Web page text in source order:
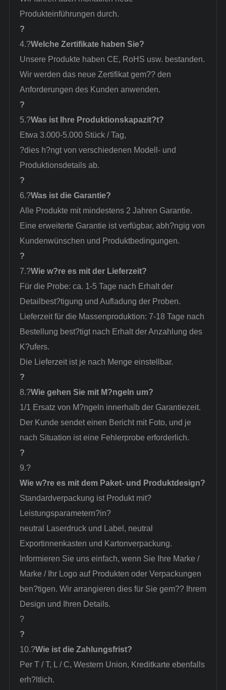
Produkteinführungen durch.
?
4.?Welche Zertifikate haben Sie?
Unsere Produkte haben CE, RoHS usw. bestanden.
Wir werden das neue Zertifikat gem?? den
Anforderungen des Kunden anwenden.
?
5.?Was ist Ihre Produktionskapazit?t?
Etwa 3.000-5.000 Stück / Tag,
?dies h?ngt von verschiedenen Modell- und
Produktionsdetails ab.
?
6.?Was ist die Garantie?
Alle Produkte mit mindestens 2 Jahren Garantie.
Eine erweiterte Garantie ist verfügbar, abh?ngig von
Kundenwünschen und Produktbedingungen.
?
7.?Wie w?re es mit der Lieferzeit?
Für die Probe: ca. 1-5 Tage nach Erhalt der
Detailbest?tigung und Aufladung der Proben.
Lieferzeit für die Massenproduktion: 7-18 Tage nach
Bestellung best?tigt nach Erhalt der Anzahlung des
K?ufers.
Die Lieferzeit ist je nach Menge einstellbar.
?
8.?Wie gehen Sie mit M?ngeln um?
1/1 Ersatz von M?ngeln innerhalb der Garantiezeit.
Der Kunde sendet einen Bericht mit Foto, und je
nach Situation ist eine Fehlerprobe erforderlich.
?
9.?
Wie w?re es mit dem Paket- und Produktdesign?
Standardverpackung ist Produkt mit?
Leistungsparametern?in?
neutral Laserdruck und Label, neutral
Exportinnenkasten und Kartonverpackung.
Informieren Sie uns einfach, wenn Sie Ihre Marke /
Marke / Ihr Logo auf Produkten oder Verpackungen
ben?tigen. Wir arrangieren dies für Sie gem?? Ihrem
Design und Ihren Details.
?
?
10.?Wie ist die Zahlungsfrist?
Per T / T, L / C, Western Union, Kreditkarte ebenfalls
erh?ltlich.